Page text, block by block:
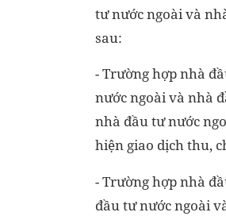
tư nước ngoài và
sau:
- Trường hợp nhà
nước ngoài và nhà
nhà đầu tư nước
hiện giao dịch thu,
- Trường hợp nhà
đầu tư nước ngoài